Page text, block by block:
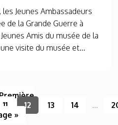
Jeunes Ambassadeurs
de la Grande Guerre à
Amis du musée de la
visite du musée et...
11 12 13 14 ...
»